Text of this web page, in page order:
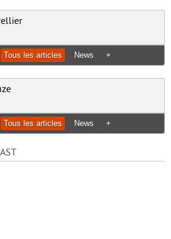
Tous les articles News +
Tous les articles News +